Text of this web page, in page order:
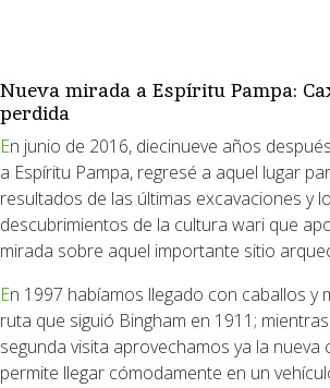
Nueva mirada a Espíritu Pampa:
perdida
En junio de 2016, diecinueve años después de mi primera visita
a Espíritu Pampa, regresé a aquel lugar
resultados de las últimas excavaciones y
descubrimientos de la cultura wari que
mirada sobre aquel importante sitio
En 1997 habíamos llegado con caballos y mulas por la misma
ruta que siguió Bingham en 1911;
segunda visita aprovechamos ya la nueva
permite llegar cómodamente en un